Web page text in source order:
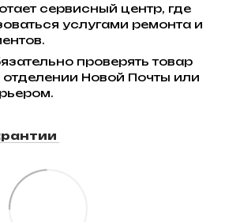
сервисный центр, где
услугами ремонта и
проверять товар
Новой Почты или